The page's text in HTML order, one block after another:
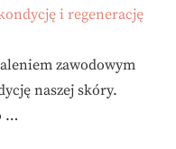
i regenerację
zawodowym
naszej skóry.
…